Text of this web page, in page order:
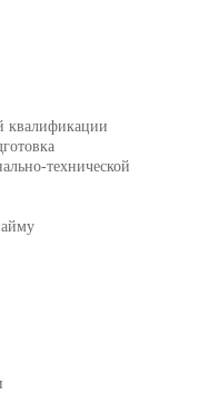
квалификации
технической